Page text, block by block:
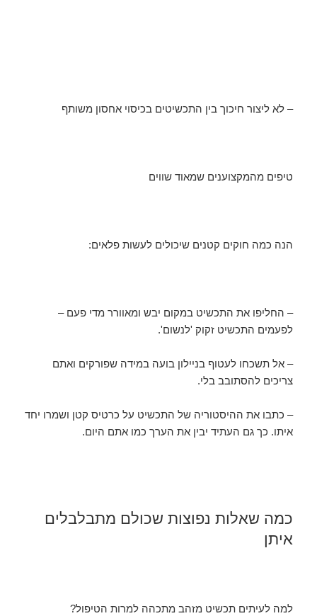
– לא ליצור חיכוך בין התכשיטים בכיסוי אחסון משותף
טיפים מהמקצוענים שמאוד שווים
הנה כמה חוקים קטנים שיכולים לעשות פלאים:
– החליפו את התכשיט במקום יבש ומאוורר מדי פעם –
לפעמים התכשיט זקוק 'לנשום'.
– אל תשכחו לעטוף בניילון בועה במידה שפורקים ואתם
צריכים להסתובב בלי.
– כתבו את ההיסטוריה של התכשיט על כרטיס קטן ושמרו יחד
איתו. כך גם העתיד יבין את הערך כמו אתם היום.
כמה שאלות נפוצות שכולם מתבלבלים
איתן
למה לעיתים תכשיט מזהב מתכהה למרות הטיפול?